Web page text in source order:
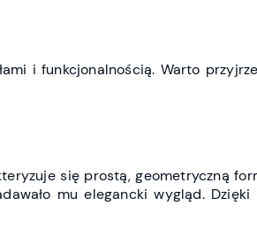
i funkcjonalnością. Warto
się prostą, geometryczną
mu elegancki wygląd.